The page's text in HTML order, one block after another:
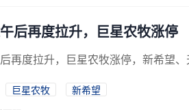
后再度拉升，巨星农牧涨停
再度拉升，巨星农牧涨停，新希望
巨星农牧
新希望